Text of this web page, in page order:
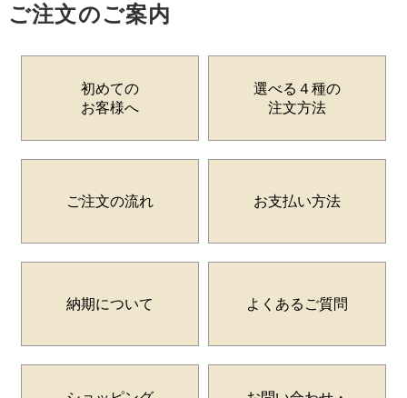
ご注文のご案内
初めての
お客様へ
選べる４種の
注文方法
ご注文の流れ お支払い方法
納期について よくあるご質問